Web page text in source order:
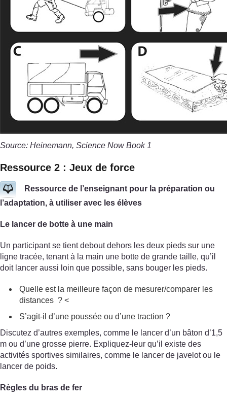
Source: Heinemann, Science Now Book 1
Ressource 2 : Jeux de force
Ressource de l’enseignant pour la préparation ou
l’adaptation, à utiliser avec les élèves
Le lancer de botte à une main
Un participant se tient debout dehors les deux pieds sur une
ligne tracée, tenant à la main une botte de grande taille, qu’il
doit lancer aussi loin que possible, sans bouger les pieds.
Quelle est la meilleure façon de mesurer/comparer les
distances ? <
S’agit-il d’une poussée ou d’une traction ?
Discutez d’autres exemples, comme le lancer d’un bâton d’1,5
m ou d’une grosse pierre. Expliquez-leur qu’il existe des
activités sportives similaires, comme le lancer de javelot ou le
lancer de poids.
Règles du bras de fer